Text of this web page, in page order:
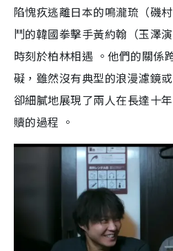
陷愧疚逃離日本的鳴瀧琉（磯
鬥的韓國拳擊手黃約翰（玉澤
時刻於柏林相遇 。他們的關係
礙，雖然沒有典型的浪漫濾鏡
卻細膩地展現了兩人在長達十
贖的過程 。